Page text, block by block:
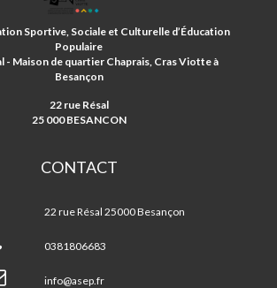
SPORTIVE
ET
D'EDUCATION
POPULAIRE
Sportive, Sociale et Culturelle d’Éducation
Populaire
- Maison de quartier Chaprais, Cras Viotte à
Besançon
22 rue Résal
25 000 BESANCON
CONTACT
22 rue Résal 25000 Besançon
0381806683
info@asep.fr